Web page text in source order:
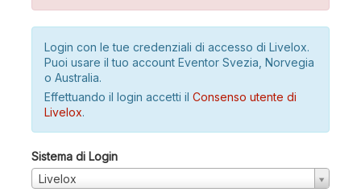
Login con le tue credenziali di accesso di Livelox.
Puoi usare il tuo account Eventor Svezia, Norvegia
o Australia.
Effettuando il login accetti il Consenso utente di
Livelox.
Sistema di Login
Livelox